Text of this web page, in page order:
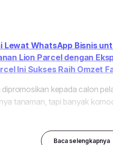
Baca selengkapnya